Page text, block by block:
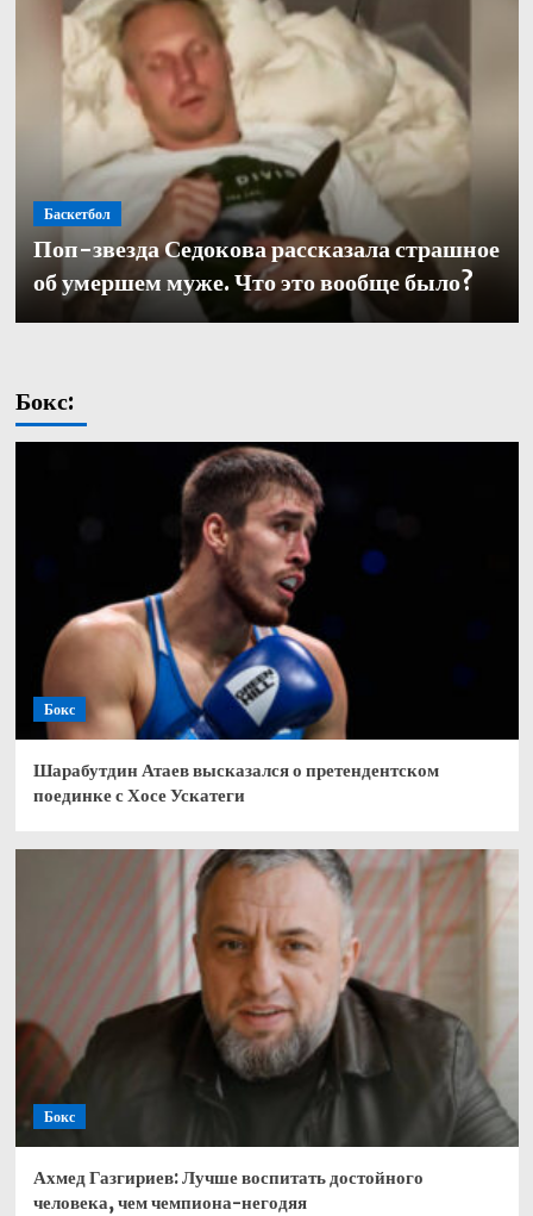
Баскетбол
Поп-звезда Седокова рассказала страшное
об умершем муже. Что это вообще было?
Баскетбол
Александр Церковный покинул должность
генерального директора баскетбольного «Зенита»
Баскетбол
Кулагин — о переходе в «Зенит»: «Довелось
работать с одними из лучших тренеров в нашей части
света. Иванович не исключение»
Бокс:
Бокс
Шарабутдин Атаев высказался о претендентском
поединке с Хосе Ускатеги
Бокс
Ахмед Газгириев: Лучше воспитать достойного
человека, чем чемпиона-негодяя